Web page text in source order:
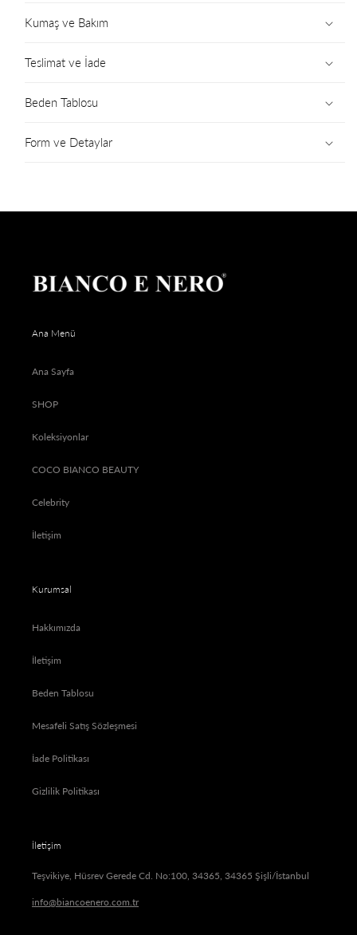
Kumaş ve Bakım
Teslimat ve İade
Beden Tablosu
Form ve Detaylar
Ana Menü
Ana Sayfa
SHOP
Koleksiyonlar
COCO BIANCO BEAUTY
Celebrity
İletişim
Kurumsal
Hakkımızda
İletişim
Beden Tablosu
Mesafeli Satış Sözleşmesi
İade Politikası
Gizlilik Politikası
İletişim
Teşvikiye, Hüsrev Gerede Cd. No:100, 34365, 34365 Şişli/İstanbul
info@biancoenero.com.tr